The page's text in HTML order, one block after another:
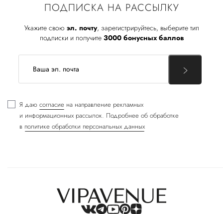
ПОДПИСКА НА РАССЫЛКУ
Укажите свою эл. почту, зарегистрируйтесь, выберите тип
подписки и получите 3000 бонусных баллов
Я даю согласие на направление рекламных
и информационных рассылок. Подробнее об обработке
в политике обработки персональных данных